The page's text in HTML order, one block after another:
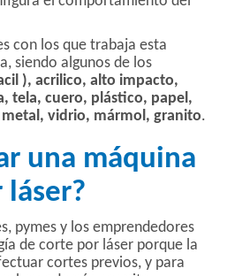
con los que trabaja esta
siendo algunos de los
), acrilico, alto impacto,
tela, cuero, plástico, papel,
vidrio, mármol, granito.
una máquina
pymes y los emprendedores
de corte por láser porque la
cortes previos, y para